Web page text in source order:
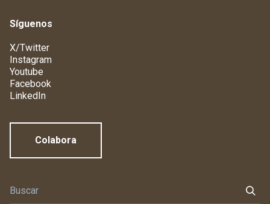
Síguenos
X/Twitter
Instagram
Youtube
Facebook
LinkedIn
Colabora